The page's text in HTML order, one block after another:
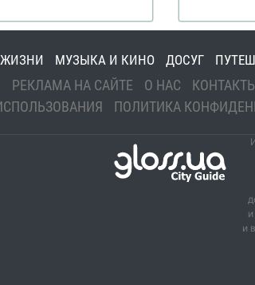
МУЗЫКА И КИНО ДОСУГ
РЕКЛАМА НА САЙТЕ О НАС
ПОЛИТИКА
и